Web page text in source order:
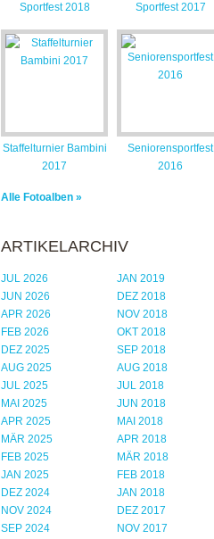
Sportfest 2018 Sportfest 2017
Staffelturnier Bambini
2017
Seniorensportfest
2016
Alle Fotoalben »
ARTIKELARCHIV
JUL 2026
JUN 2026
APR 2026
FEB 2026
DEZ 2025
AUG 2025
JUL 2025
MAI 2025
APR 2025
MÄR 2025
FEB 2025
JAN 2025
DEZ 2024
NOV 2024
SEP 2024
JAN 2019
DEZ 2018
NOV 2018
OKT 2018
SEP 2018
AUG 2018
JUL 2018
JUN 2018
MAI 2018
APR 2018
MÄR 2018
FEB 2018
JAN 2018
DEZ 2017
NOV 2017